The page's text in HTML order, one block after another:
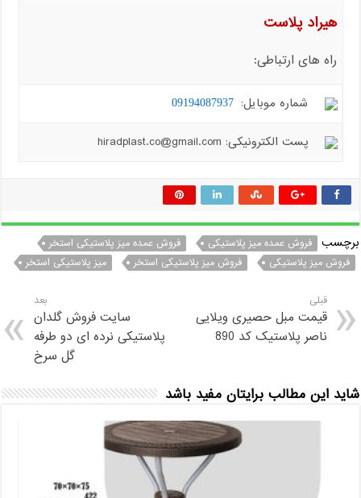
هیراد پلاست
راه های ارتباطی:
شماره موبایل: 09194087937
پست الکترونیکی: hiradplast.co@gmail.com
برچسب فروش عمده میز پلاستیکی
فروش عمده میز پلاستیکی استخر
فروش میز پلاستیکی
فروش میز پلاستیکی استخر میز پلاستیکی استخر
قبلی
قیمت مبل حصیری ویلایی
ناصر پلاستیک کد 890
بعد
سایت فروش گلدان
پلاستیکی نرده ای دو طرفه
گل سرخ
شاید این مطالب برایتان مفید باشد